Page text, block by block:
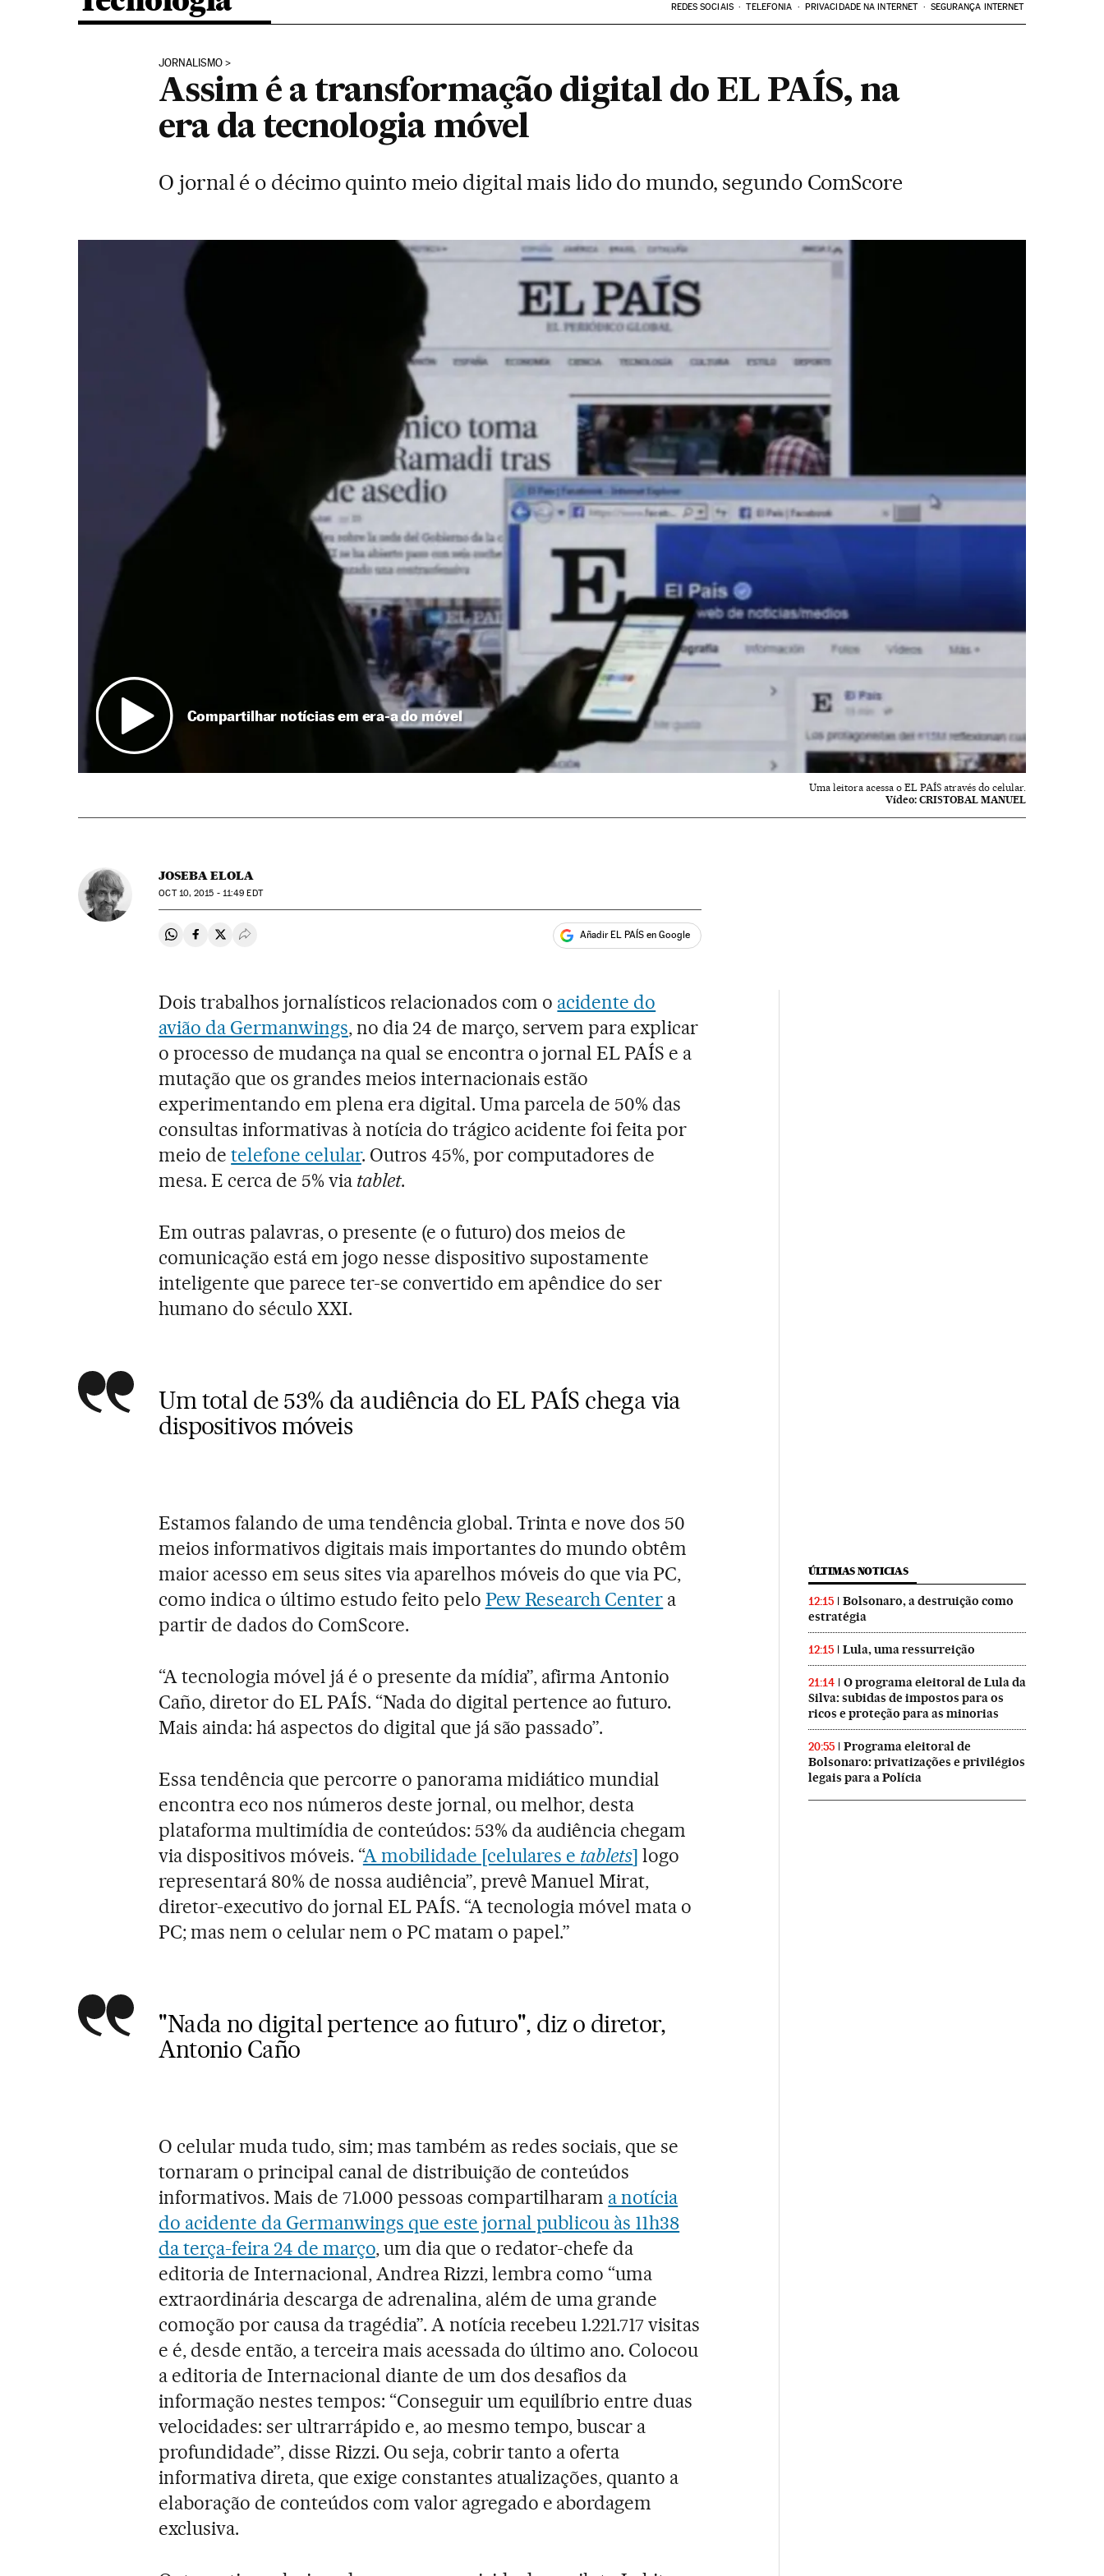
REDES SOCIAIS TELEFONIA PRIVACIDADE NA INTERNET SEGURANÇA INTERNET
JORNALISMO
Assim é a transformação digital do EL PAÍS, na
era da tecnologia móvel
O jornal é o décimo quinto meio digital mais lido do mundo, segundo ComScore
Compartilhar notícias em era-a do móvel
Uma leitora acessa o EL PAÍS através do celular.
Vídeo: CRISTOBAL MANUEL
JOSEBA ELOLA
OCT10, 2015 - 11:49 EDT
Compartir en Whatsapp
Compartir en Facebook
Compartir en Twitter
Desplegar Redes Sociales Añadir EL PAÍS en Google
Dois trabalhos jornalísticos relacionados com o acidente do
avião da Germanwings, no dia 24 de março, servem para explicar
o processo de mudança na qual se encontra o jornal EL PAÍS e a
mutação que os grandes meios internacionais estão
experimentando em plena era digital. Uma parcela de 50% das
consultas informativas à notícia do trágico acidente foi feita por
meio detelefone celular. Outros 45%, por computadores de
mesa. E cerca de 5% via tablet.
Em outras palavras, o presente (e o futuro) dos meios de
comunicação está em jogo nesse dispositivo supostamente
inteligente que parece ter-se convertido em apêndice do ser
humano do século XXI.
Um total de 53% da audiência do EL PAÍS chega via
dispositivos móveis
Estamos falando de uma tendência global. Trinta e nove dos 50
meios informativos digitais mais importantes do mundo obtêm
maior acesso em seus sites via aparelhos móveis do que via PC,
como indica o último estudo feito pelo Pew Research Center a
partir de dados do ComScore.
“A tecnologia móvel já é o presente da mídia”, afirma Antonio
Caño, diretor do EL PAÍS. “Nada do digital pertence ao futuro.
Mais ainda: há aspectos do digital que já são passado”.
Essa tendência que percorre o panorama midiático mundial
encontra eco nos números deste jornal, ou melhor, desta
plataforma multimídia de conteúdos: 53% da audiência chegam
via dispositivos móveis. “A mobilidade [celulares e tablets] logo
representará 80% de nossa audiência”, prevê Manuel Mirat,
diretor-executivo do jornal EL PAÍS. “A tecnologia móvel mata o
PC; mas nem o celular nem o PC matam o papel.”
"Nada no digital pertence ao futuro", diz o diretor,
Antonio Caño
O celular muda tudo, sim; mas também as redes sociais, que se
tornaram o principal canal de distribuição de conteúdos
informativos. Mais de 71.000 pessoas compartilharam a notícia
do acidente da Germanwings que este jornal publicou às 11h38
da terça-feira 24 de março, um dia que o redator-chefe da
editoria de Internacional, Andrea Rizzi, lembra como “uma
extraordinária descarga de adrenalina, além de uma grande
comoção por causa da tragédia”. A notícia recebeu 1.221.717 visitas
e é, desde então, a terceira mais acessada do último ano. Colocou
a editoria de Internacional diante de um dos desafios da
informação nestes tempos: “Conseguir um equilíbrio entre duas
velocidades: ser ultrarrápido e, ao mesmo tempo, buscar a
profundidade”, disse Rizzi. Ou seja, cobrir tanto a oferta
informativa direta, que exige constantes atualizações, quanto a
elaboração de conteúdos com valor agregado e abordagem
exclusiva.
ÚLTIMAS NOTICIAS
12:15
Bolsonaro, a destruição como
estratégia
12:15 Lula, uma ressurreição
21:14
O programa eleitoral de Lula da
Silva: subidas de impostos para os
ricos e proteção para as minorias
20:55
Programa eleitoral de
Bolsonaro: privatizações e privilégios
legais para a Polícia